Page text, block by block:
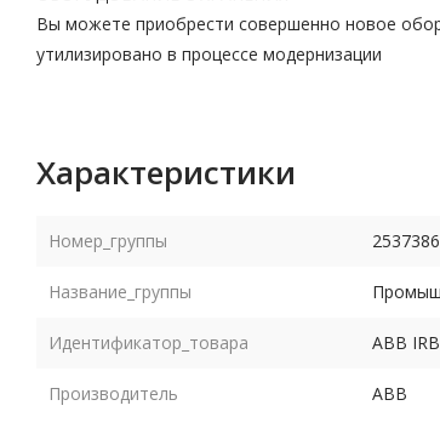
Вы можете приобрести совершенно новое
утилизировано в процессе модернизации
Характеристики
Номер_группы
Название_группы
Идентификатор_товара ABB
Производитель ABB